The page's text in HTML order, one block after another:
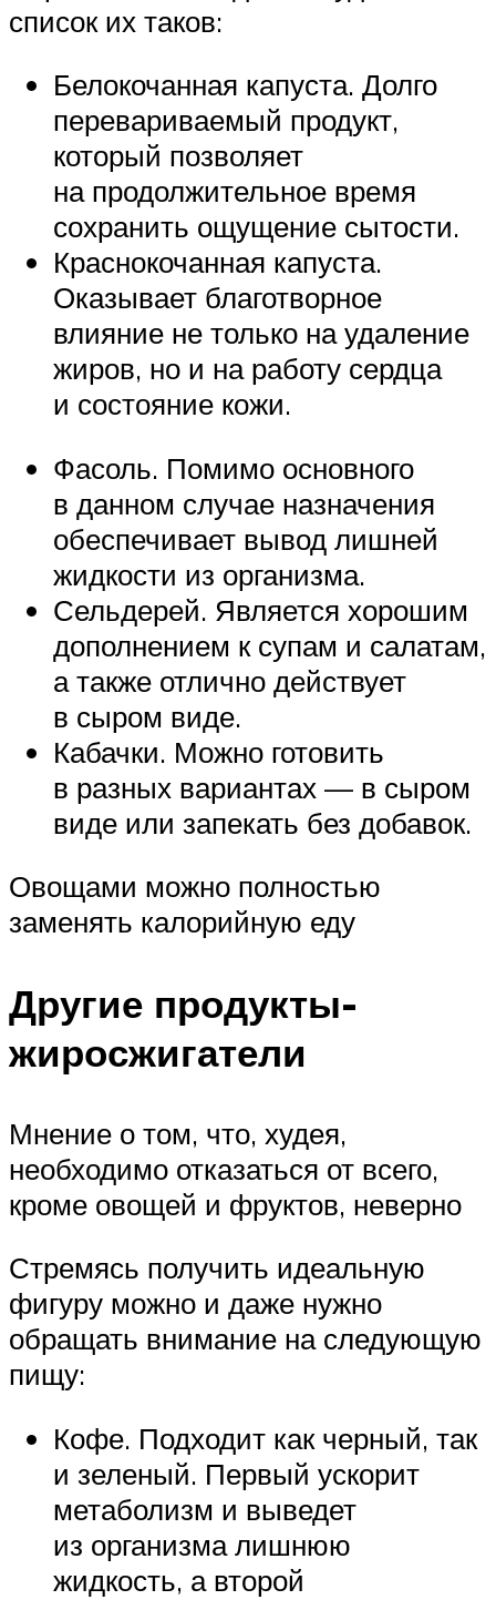
список их таков:
Белокочанная капуста. Долго
перевариваемый продукт,
который позволяет
на продолжительное время
сохранить ощущение сытости.
Краснокочанная капуста.
Оказывает благотворное
влияние не только на удаление
жиров, но и на работу сердца
и состояние кожи.
Фасоль. Помимо основного
в данном случае назначения
обеспечивает вывод лишней
жидкости из организма.
Сельдерей. Является хорошим
дополнением к супам и салатам,
а также отлично действует
в сыром виде.
Кабачки. Можно готовить
в разных вариантах — в сыром
виде или запекать без добавок.
Овощами можно полностью
заменять калорийную еду
Другие продукты-
жиросжигатели
Мнение о том, что, худея,
необходимо отказаться от всего,
кроме овощей и фруктов, неверно
Стремясь получить идеальную
фигуру можно и даже нужно
обращать внимание на следующую
пищу:
Кофе. Подходит как черный, так
и зеленый. Первый ускорит
метаболизм и выведет
из организма лишнюю
жидкость, а второй